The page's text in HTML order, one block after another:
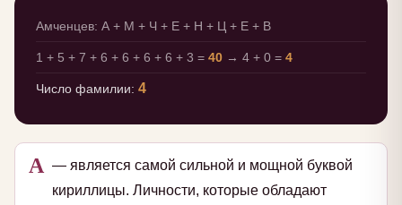
Амченцев: А + М + Ч + Е + Н + Ц + Е + В
1 + 5 + 7 + 6 + 6 + 6 + 6 + 3 = 40 → 4 + 0 = 4
Число фамилии: 4
А — является самой сильной и мощной буквой
кириллицы. Личности, которые обладают